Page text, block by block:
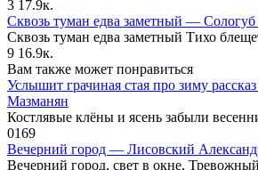
3 17.9к.
Сквозь туман едва заметный —
Сквозь туман едва заметный Тихо
9 16.9к.
Вам также может понравиться
Услышит грачиная стая про зиму
Мазманян
Костлявые клёны и ясень забыли
0169
Вечерний город — Лисовский
Вечерний город, свет в окне,